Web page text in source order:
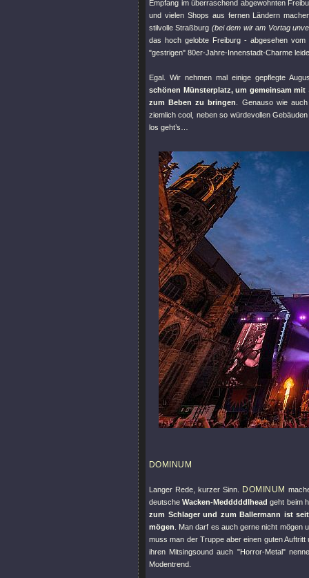
Empfang im überraschend abgewohnten
und vielen Shops aus fernen Ländern
stilvolle Straßburg (bei dem wir am Vortag
das hoch gelobte Freiburg - abgesehen
"gestrigen" 80er-Jahre-Innenstadt-Charme
Egal. Wir nehmen mal einige gepflegte
schönen Münsterplatz, um gemeinsam mit
zum Beben zu bringen
. Genauso wie
ziemlich cool, neben so würdevollen
los geht’s…
DOMINUM
Langer Rede, kurzer Sinn. DOMINUM
deutscheWacken-Medddddlhead geht beim
zum Schlager und zum Ballermann ist
mögen . Man darf es auch gerne nicht
muss man der Truppe aber einen guten
ihren Mitsingsound auch "Horror-Metal"
Modentrend.